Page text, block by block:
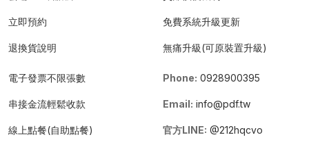
立即預約
退換貨說明
免費系統升級更新
無痛升級(可原裝置升級)
電子發票不限張數
串接金流輕鬆收款
線上點餐(自助點餐)
Phone: 0928900395
Email: info@pdf.tw
官方LINE: @212hqcvo